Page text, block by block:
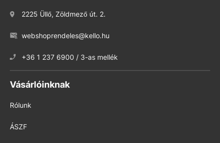
2225 Üllő, Zöldmező út. 2.
webshoprendeles@kello.hu
+36 1 237 6900 / 3-as mellék
Vásárlóinknak
Rólunk
ÁSZF